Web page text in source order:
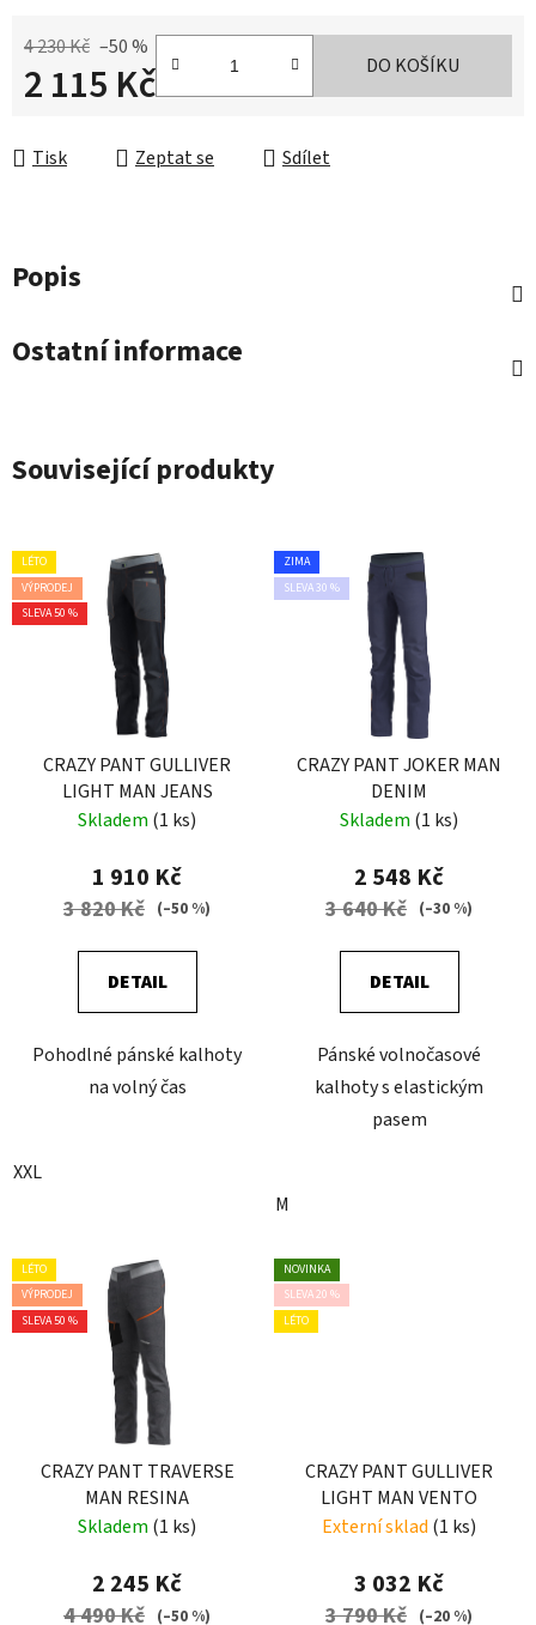
4 230 Kč –50 %
2 115 Kč DO KOŠÍKU
Tisk Zeptat se Sdílet
Popis
Ostatní informace
Související produkty
LÉTO
VÝPRODEJ
SLEVA 50 %
CRAZY PANT GULLIVER
LIGHT MAN JEANS
Skladem (1 ks)
1 910 Kč
3 820 Kč (–50 %)
DETAIL
Pohodlné pánské kalhoty
na volný čas
XXL
ZIMA
SLEVA 30 %
CRAZY PANT JOKER MAN
DENIM
Skladem (1 ks)
2 548 Kč
3 640 Kč (–30 %)
DETAIL
Pánské volnočasové
kalhoty s elastickým
pasem
M
LÉTO
VÝPRODEJ
SLEVA 50 %
CRAZY PANT TRAVERSE
MAN RESINA
Skladem (1 ks)
2 245 Kč
4 490 Kč (–50 %)
NOVINKA
SLEVA 20 %
LÉTO
CRAZY PANT GULLIVER
LIGHT MAN VENTO
Externí sklad (1 ks)
3 032 Kč
3 790 Kč (–20 %)